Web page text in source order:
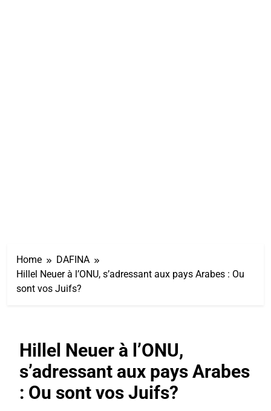
Home
DAFINA
Hillel Neuer à l’ONU, s’adressant aux pays Arabes : Ou
sont vos Juifs?
Hillel Neuer à l’ONU,
s’adressant aux pays Arabes
: Ou sont vos Juifs?